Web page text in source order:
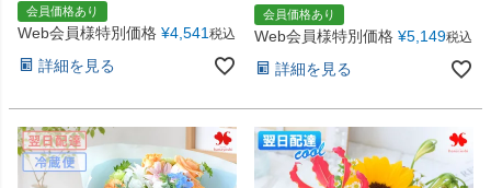
会員価格あり
Web会員様特別価格 ¥4,541 税込
詳細を見る
会員価格あり
Web会員様特別価格 ¥5,149税込
詳細を見る